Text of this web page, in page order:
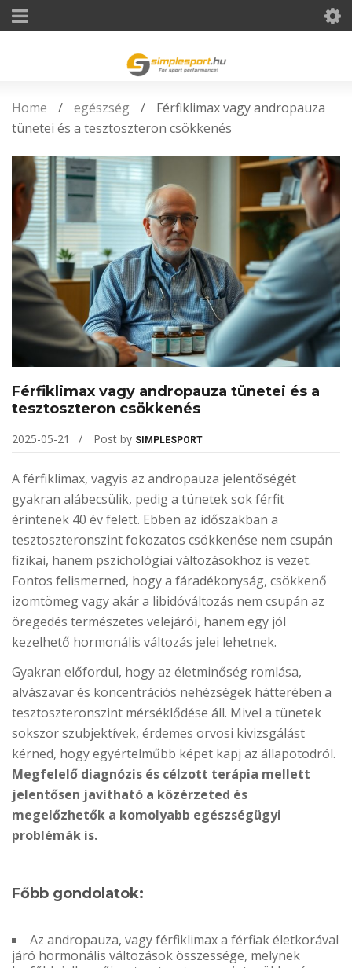
Home / egészség /
Férfiklimax vagy andropauza
tünetei és a tesztoszteron csökkenés
Férfiklimax vagy andropauza tünetei és a
tesztoszteron csökkenés
2025-05-21 Post by SIMPLESPORT
A férfiklimax, vagyis az andropauza jelentőségét
gyakran alábecsülik, pedig a tünetek sok férfit
érintenek 40 év felett. Ebben az időszakban a
tesztoszteronszint fokozatos csökkenése nem csupán
fizikai, hanem pszichológiai változásokhoz is vezet.
Fontos felismerned, hogy a fáradékonyság, csökkenő
izomtömeg vagy akár a libidóváltozás nem csupán az
öregedés természetes velejárói, hanem egy jól
kezelhető hormonális változás jelei lehetnek.
Gyakran előfordul, hogy az életminőség romlása,
alvászavar és koncentrációs nehézségek hátterében a
tesztoszteronszint mérséklődése áll. Mivel a tünetek
sokszor szubjektívek, érdemes orvosi kivizsgálást
kérned, hogy egyértelműbb képet kapj az állapotodról.
Megfelelő diagnózis és célzott terápia mellett
jelentősen javítható a közérzeted és
megelőzhetők a komolyabb egészségügyi
problémák is.
Főbb gondolatok:
Az andropauza, vagy férfiklimax a férfiak életkorával
járó hormonális változások összessége, melynek